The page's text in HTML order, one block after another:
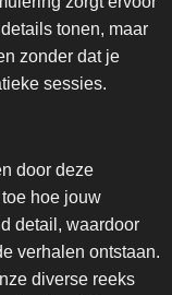
tonen, maar
zonder dat je
sessies.
door deze
hoe jouw
detail, waardoor
verhalen ontstaan.
diverse reeks